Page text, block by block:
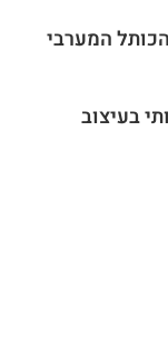
המערבי
בעיצוב